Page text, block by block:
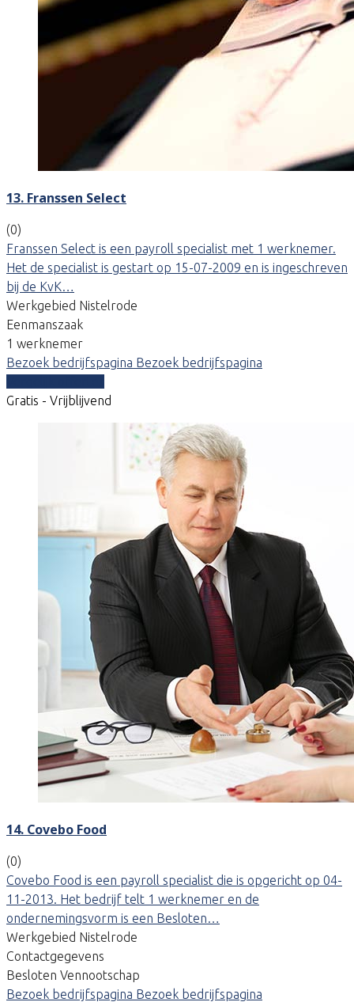
13. Franssen Select
(0)
Franssen Select is een payroll specialist met 1 werknemer.
Het de specialist is gestart op 15-07-2009 en is ingeschreven
bij de KvK…
Werkgebied Nistelrode
Eenmanszaak
1 werknemer
Bezoek bedrijfspagina Bezoek bedrijfspagina
Gratis - Vrijblijvend
14. Covebo Food
(0)
Covebo Food is een payroll specialist die is opgericht op 04-
11-2013. Het bedrijf telt 1 werknemer en de
ondernemingsvorm is een Besloten…
Werkgebied Nistelrode
Contactgegevens
Besloten Vennootschap
Bezoek bedrijfspagina Bezoek bedrijfspagina